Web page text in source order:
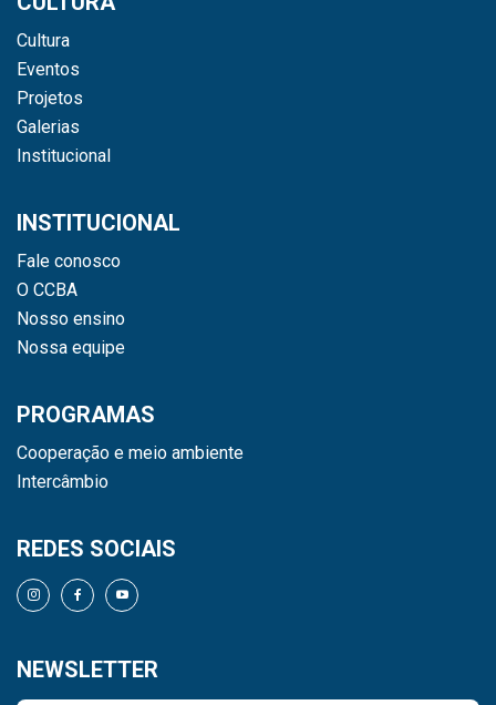
Cultura
Eventos
Projetos
Galerias
Institucional
INSTITUCIONAL
Fale conosco
O CCBA
Nosso ensino
Nossa equipe
PROGRAMAS
Cooperação e meio ambiente
Intercâmbio
REDES SOCIAIS
NEWSLETTER